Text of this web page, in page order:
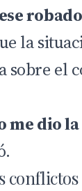
la
sobre el
me dio